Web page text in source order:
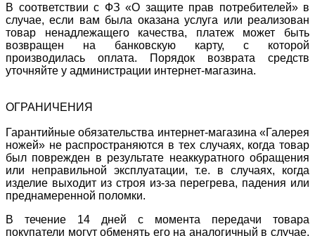
В соответствии с ФЗ «О защите прав потребителей» в
случае, если вам была оказана услуга или реализован
товар ненадлежащего качества, платеж может быть
возвращен на банковскую карту, с которой
производилась оплата. Порядок возврата средств
уточняйте у администрации интернет-магазина.
ОГРАНИЧЕНИЯ
Гарантийные обязательства интернет-магазина «Галерея
ножей» не распространяются в тех случаях, когда товар
был поврежден в результате неаккуратного обращения
или неправильной эксплуатации, т.е. в случаях, когда
изделие выходит из строя из-за перегрева, падения или
преднамеренной поломки.
В течение 14 дней с момента передачи товара
покупатели могут обменять его на аналогичный в случае,